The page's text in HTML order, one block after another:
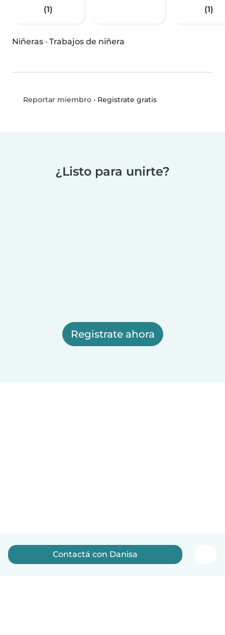
(1) (1)
Niñeras · Trabajos de niñera
Reportar miembro• Registrate gratis
¿Listo para unirte?
Registrate ahora
Contactá con Danisa